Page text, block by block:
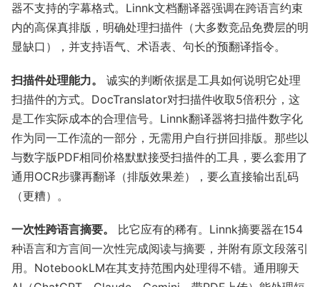
器不支持的字幕格式。Linnk文档翻译器强调在跨语言约束
内的高保真排版，明确处理扫描件（大多数竞品免费层的明
显缺口），并支持语气、术语表、句长的预翻译指令。
扫描件处理能力。
诚实的判断依据是工具如何说明它处理
扫描件的方式。DocTranslator对扫描件收取5倍积分，这
是工作实际成本的合理信号。Linnk翻译器将扫描件数字化
作为同一工作流的一部分，无需用户自行拼回排版。那些以
与数字版PDF相同价格默默接受扫描件的工具，要么套用了
通用OCR步骤再翻译（排版效果差），要么直接输出乱码
（更糟）。
一次性跨语言摘要。
比它应有的稀有。Linnk摘要器在154
种语言和方言间一次性完成阅读与摘要，并附有原文段落引
用。NotebookLM在其支持范围内处理得不错。通用聊天